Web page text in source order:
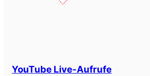
YouTube Live-Aufrufe